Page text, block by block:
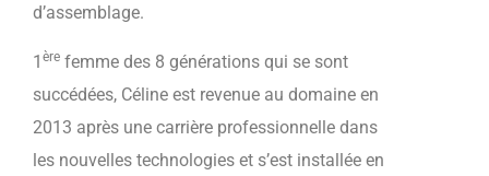
d’assemblage.
1 ère femme des 8 générations qui se sont
succédées, Céline est revenue au domaine en
2013 après une carrière professionnelle dans
les nouvelles technologies et s’est installée en